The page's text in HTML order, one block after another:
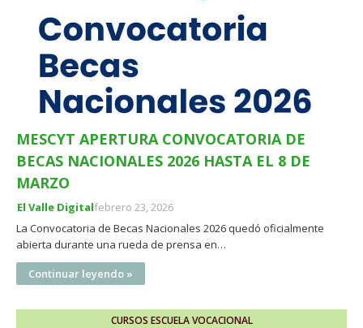
MESCYT APERTURA CONVOCATORIA DE
BECAS NACIONALES 2026 HASTA EL 8 DE
MARZO
El Valle Digitalfebrero 23, 2026
La Convocatoria de Becas Nacionales 2026 quedó oficialmente
abierta durante una rueda de prensa en…
Continuar leyendo »
CURSOS ESCUELA VOCACIONAL